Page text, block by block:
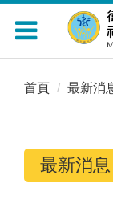
Toggle
navigation
首頁 最新消
最新消息